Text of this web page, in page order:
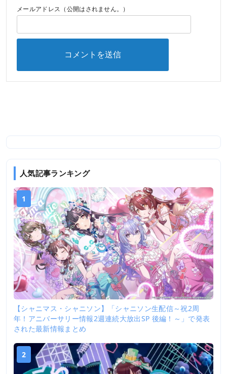
メールアドレス（公開はされません。）
人気記事ランキング
1
【シャニマス・シャニソン】「シャニソン生配信～祝2周
年！アニバーサリー情報2週連続大放出SP 後編！～」で発表
された最新情報まとめ
2